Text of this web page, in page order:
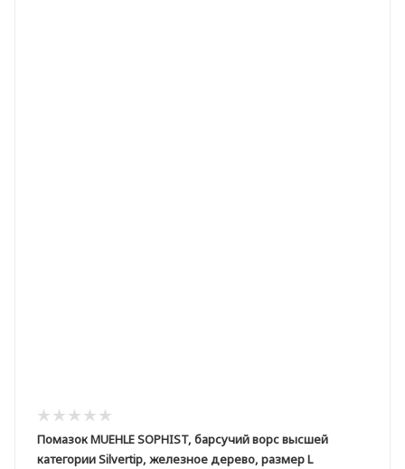
Помазок MUEHLE SOPHIST, барсучий ворс высшей
категории Silvertip, железное дерево, размер L